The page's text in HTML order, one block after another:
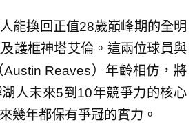
能換回正值28歲巔峰期的全明
護框神塔艾倫。這兩位球員與
Reaves）年齡相仿，將
人未來5到10年競爭力的核心
幾年都保有爭冠的實力。